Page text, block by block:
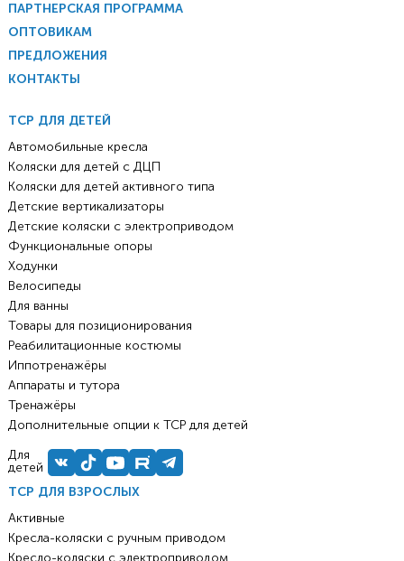
ПАРТНЕРСКАЯ ПРОГРАММА
ОПТОВИКАМ
ПРЕДЛОЖЕНИЯ
КОНТАКТЫ
ТСР ДЛЯ ВЗРОСЛЫХ
Активные
Кресла-коляски с ручным приводом
ТСР ДЛЯ ДЕТЕЙ
Автомобильные кресла
Коляски для детей с ДЦП
Коляски для детей активного типа
Детские вертикализаторы
Детские коляски с электроприводом
Функциональные опоры
Ходунки
Велосипеды
Для ванны
Товары для позиционирования
Реабилитационные костюмы
Иппотренажёры
Аппараты и тутора
Тренажёры
Дополнительные опции к ТСР для детей
Для
детей